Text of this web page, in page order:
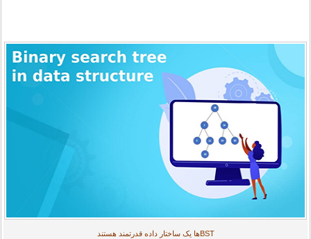
BSTها یک ساختار داده قدرتمند هستند